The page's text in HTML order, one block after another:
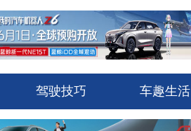
驾驶技巧 车趣生活